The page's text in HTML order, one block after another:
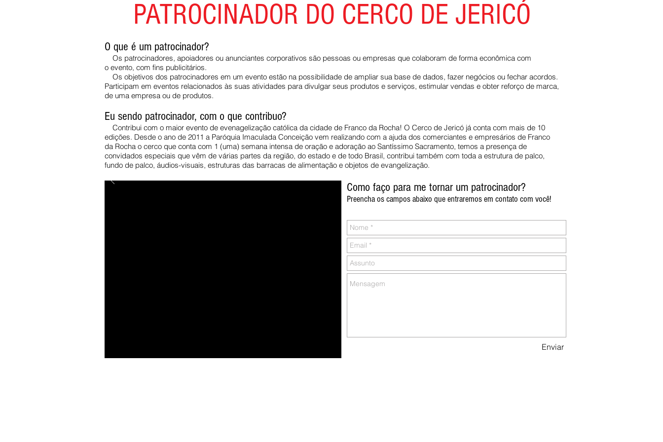
PATROCINADOR DO CERCO DE JERICÓ
O que é um patrocinador?
Os patrocinadores, apoiadores ou anunciantes corporativos são pessoas ou empresas que colaboram de forma econômica com
o evento, com fins publicitários.
Os objetivos dos patrocinadores em um evento estão na possibilidade de ampliar sua base de dados, fazer negócios ou fechar acordos.
Participam em eventos relacionados às suas atividades para divulgar seus produtos e serviços, estimular vendas e obter reforço de marca,
de uma empresa ou de produtos.
Eu sendo patrocinador, com o que contribuo?
Contribui com o maior evento de evenagelização católica da cidade de Franco da Rocha! O Cerco de Jericó já conta com mais de 10
edições. Desde o ano de 2011 a Paróquia Imaculada Conceição vem realizando com a ajuda dos comerciantes e empresários de Franco
da Rocha o cerco que conta com 1 (uma) semana intensa de oração e adoração ao Santíssimo Sacramento, temos a presença de
convidados especiais que vêm de várias partes da região, do estado e de todo Brasil, contribui também com toda a estrutura de palco,
fundo de palco, áudios-visuais, estruturas das barracas de alimentação e objetos de evangelização.
Como faço para me tornar um patrocinador?
Preencha os campos abaixo que entraremos em contato com você!
Enviar